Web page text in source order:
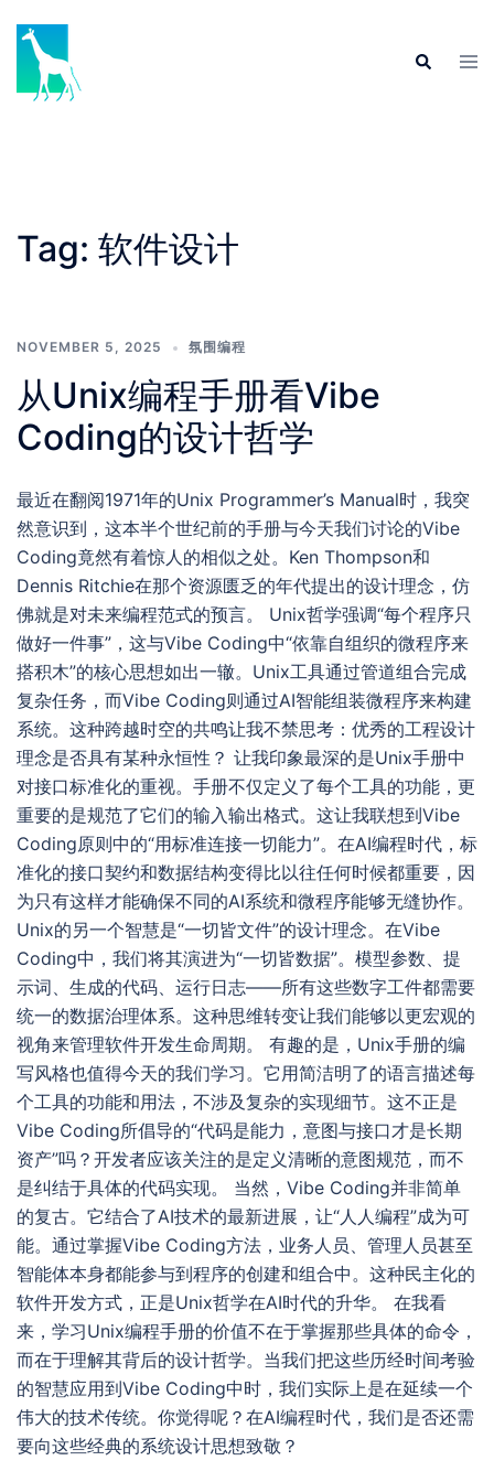
content
Search
Tag: 软件设计
NOVEMBER 5, 2025 氛围编程
从Unix编程手册看Vibe
Coding的设计哲学
最近在翻阅1971年的Unix Programmer’s Manual时，我突
然意识到，这本半个世纪前的手册与今天我们讨论的Vibe
Coding竟然有着惊人的相似之处。Ken Thompson和
Dennis Ritchie在那个资源匮乏的年代提出的设计理念，仿
佛就是对未来编程范式的预言。 Unix哲学强调“每个程序只
做好一件事”，这与Vibe Coding中“依靠自组织的微程序来
搭积木”的核心思想如出一辙。Unix工具通过管道组合完成
复杂任务，而Vibe Coding则通过AI智能组装微程序来构建
系统。这种跨越时空的共鸣让我不禁思考：优秀的工程设计
理念是否具有某种永恒性？ 让我印象最深的是Unix手册中
对接口标准化的重视。手册不仅定义了每个工具的功能，更
重要的是规范了它们的输入输出格式。这让我联想到Vibe
Coding原则中的“用标准连接一切能力”。在AI编程时代，标
准化的接口契约和数据结构变得比以往任何时候都重要，因
为只有这样才能确保不同的AI系统和微程序能够无缝协作。
Unix的另一个智慧是“一切皆文件”的设计理念。在Vibe
Coding中，我们将其演进为“一切皆数据”。模型参数、提
示词、生成的代码、运行日志——所有这些数字工件都需要
统一的数据治理体系。这种思维转变让我们能够以更宏观的
视角来管理软件开发生命周期。 有趣的是，Unix手册的编
写风格也值得今天的我们学习。它用简洁明了的语言描述每
个工具的功能和用法，不涉及复杂的实现细节。这不正是
Vibe Coding所倡导的“代码是能力，意图与接口才是长期
资产”吗？开发者应该关注的是定义清晰的意图规范，而不
是纠结于具体的代码实现。 当然，Vibe Coding并非简单
的复古。它结合了AI技术的最新进展，让“人人编程”成为可
能。通过掌握Vibe Coding方法，业务人员、管理人员甚至
智能体本身都能参与到程序的创建和组合中。这种民主化的
软件开发方式，正是Unix哲学在AI时代的升华。 在我看
来，学习Unix编程手册的价值不在于掌握那些具体的命令，
而在于理解其背后的设计哲学。当我们把这些历经时间考验
的智慧应用到Vibe Coding中时，我们实际上是在延续一个
伟大的技术传统。你觉得呢？在AI编程时代，我们是否还需
要向这些经典的系统设计思想致敬？